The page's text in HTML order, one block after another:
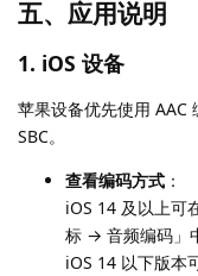
五、应用说明
1. iOS 设备
苹果设备优先使用 AAC
SBC。
查看编码方式 ：
iOS 14 及以上
标 → 音频编码」
iOS 14 以下版本